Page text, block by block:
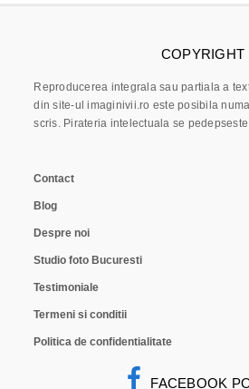
COPYRIGHT
Reproducerea integrala sau partiala a
din site-ul imaginivii.ro este posibila
scris. Pirateria intelectuala se pedepseste
Contact
Blog
Despre noi
Studio foto Bucuresti
Testimoniale
Termeni si conditii
Politica de confidentialitate
FACEBOOK